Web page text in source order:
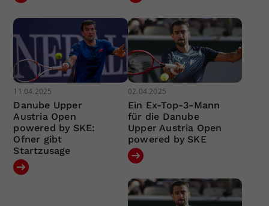
11.04.2025
Danube Upper
Austria Open
powered by SKE:
Ofner gibt
Startzusage
02.04.2025
Ein Ex-Top-3-Mann
für die Danube
Upper Austria Open
powered by SKE